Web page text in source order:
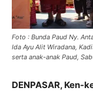
Foto : Bunda Paud Ny.
Ida Ayu Alit Wiradana,
serta anak-anak Paud,
DENPASAR, Ken-